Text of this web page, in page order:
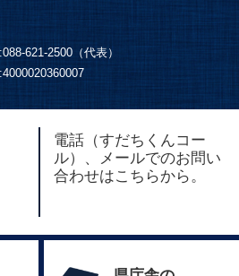
088-621-2500（代表）
4000020360007
電話（すだちくんコー
ル）、メールでのお問い
合わせはこちらから。